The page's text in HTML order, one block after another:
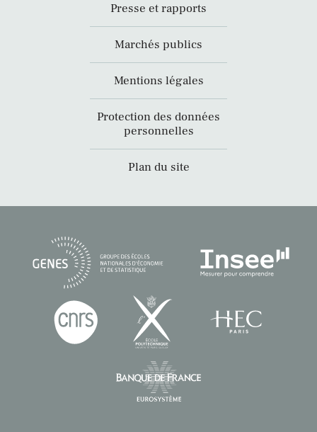
Presse et rapports
Marchés publics
Mentions légales
Protection des données
personnelles
Plan du site